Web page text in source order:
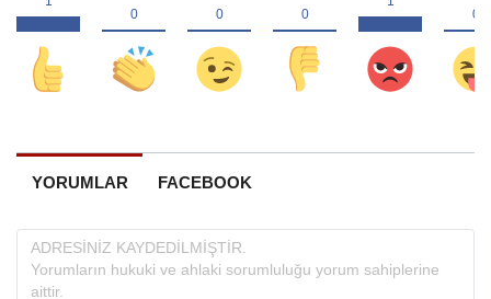
YORUMLAR FACEBOOK